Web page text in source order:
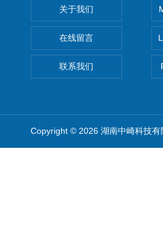
关于我们
在线留言
联系我们
Copyright © 2026 湖南中崎科技有